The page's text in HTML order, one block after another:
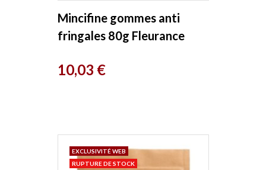
Mincifine gommes anti
fringales 80g Fleurance
Prix
10,03 €
EXCLUSIVITÉ WEB
RUPTURE DE STOCK